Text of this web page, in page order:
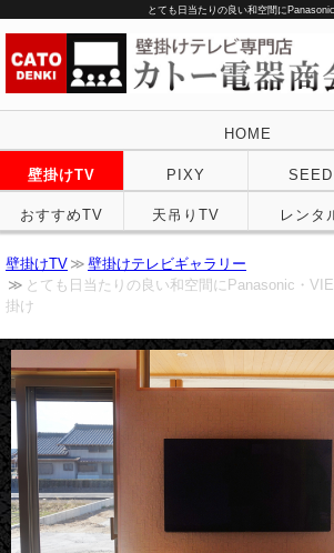
とても日当たりの良い和空間に
HOME
壁掛けTV PIXY SEED
おすすめTV 天吊りTV レンタ
壁掛けTV
壁掛けテレビギャラリー
とても日当たりの良い和空間にPanasonic・
掛け